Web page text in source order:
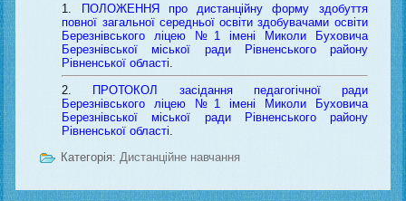
ПОЛОЖЕННЯ про дистанційну форму здобуття
повної загальної середньої освіти здобувачами освіти
Березнівського ліцею №1 імені Миколи Буховича
Березнівської міської ради Рівненського району
Рівненської області
ПРОТОКОЛ засідання педагогічної ради
Березнівського ліцею №1 імені Миколи Буховича
Березнівської міської ради Рівненського району
Рівненської області
Категорія:Дистанційне навчання